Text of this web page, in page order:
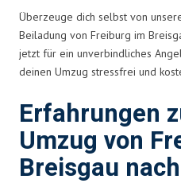
Überzeuge dich selbst von
Beiladung von Freiburg im
jetzt für ein unverbindliches
deinen Umzug stressfrei und
Erfahrungen
Umzug von
Breisgau